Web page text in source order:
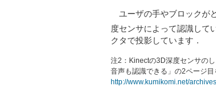
ユーザの手やブロックが
度センサによって認識して
クタで投影しています．
注2：Kinectの3D深度センサの
音声も認識できる」の2ページ目
http://www.kumikomi.net/